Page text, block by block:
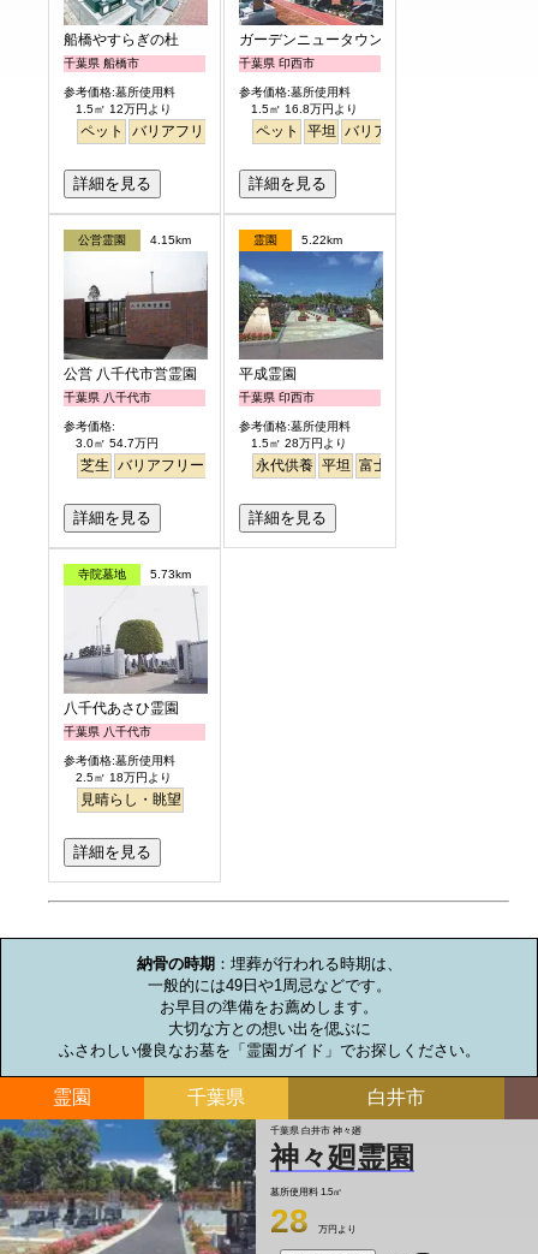
船橋やすらぎの杜
千葉県 船橋市
参考価格:墓所使用料
1.5㎡ 12万円より
ペット バリアフリー 駅から徒歩
詳細を見る
ガーデンニュータウン霊園
千葉県 印西市
参考価格:墓所使用料
1.5㎡ 16.8万円より
ペット 平坦 バリアフリー
詳細を見る
公営霊園 4.15km
公営 八千代市営霊園
千葉県 八千代市
参考価格:
3.0㎡ 54.7万円
芝生 バリアフリー 公園墓地
詳細を見る
霊園 5.22km
平成霊園
千葉県 印西市
参考価格:墓所使用料
1.5㎡ 28万円より
永代供養 平坦 富士山
詳細を見る
寺院墓地 5.73km
八千代あさひ霊園
千葉県 八千代市
参考価格:墓所使用料
2.5㎡ 18万円より
見晴らし・眺望
詳細を見る
納骨の時期 ：埋葬が行われる時期は、
一般的には49日や1周忌などです。
お早目の準備をお薦めします。
大切な方との想い出を偲ぶに
ふさわしい優良なお墓を「霊園ガイド」でお探しください。
霊園 千葉県 白井市
千葉県 白井市 神々廻
神々廻霊園
墓所使用料 1.5㎡
28 万円より